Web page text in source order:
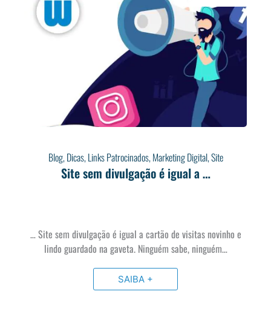
Blog,Dicas,Links Patrocinados,Marketing Digital,Site
Site sem divulgação é igual a …
… Site sem divulgação é igual a cartão de visitas novinho e
lindo guardado na gaveta. Ninguém sabe, ninguém…
SAIBA +